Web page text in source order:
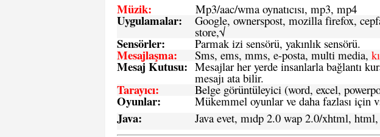
Müzik: Mp3/aac/wma oynatıcısı, mp3, mp4
Uygulamalar: Google, ownerspost, mozilla firefox,
store,√
Sensörler: Parmak izi sensörü, yakınlık sensörü.
Mesajlaşma: Sms, ems, mms, e-posta, multi media,
Mesaj Kutusu: Mesajlar her yerde insanlarla bağlantı
mesajı ata bilir.
Tarayıcı: Belge görüntüleyici (word, excel,
Oyunlar: Mükemmel oyunlar ve daha fazlası için
Java: Java evet, mıdp 2.0 wap 2.0/xhtml,